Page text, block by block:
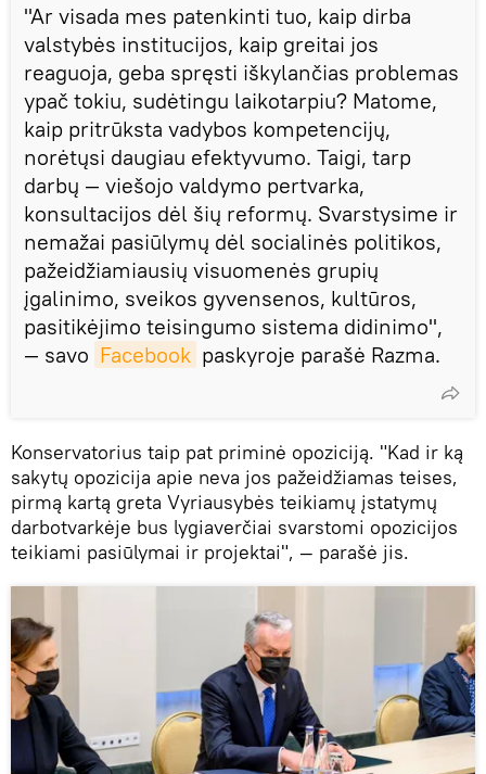
"Ar visada mes patenkinti tuo, kaip dirba
valstybės institucijos, kaip greitai jos
reaguoja, geba spręsti iškylančias problemas
ypač tokiu, sudėtingu laikotarpiu? Matome,
kaip pritrūksta vadybos kompetencijų,
norėtųsi daugiau efektyvumo. Taigi, tarp
darbų — viešojo valdymo pertvarka,
konsultacijos dėl šių reformų. Svarstysime ir
nemažai pasiūlymų dėl socialinės politikos,
pažeidžiamiausių visuomenės grupių
įgalinimo, sveikos gyvensenos, kultūros,
pasitikėjimo teisingumo sistema didinimo",
— savo Facebook paskyroje parašė Razma.
Konservatorius taip pat priminė opoziciją. "Kad ir ką
sakytų opozicija apie neva jos pažeidžiamas teises,
pirmą kartą greta Vyriausybės teikiamų įstatymų
darbotvarkėje bus lygiaverčiai svarstomi opozicijos
teikiami pasiūlymai ir projektai", — parašė jis.